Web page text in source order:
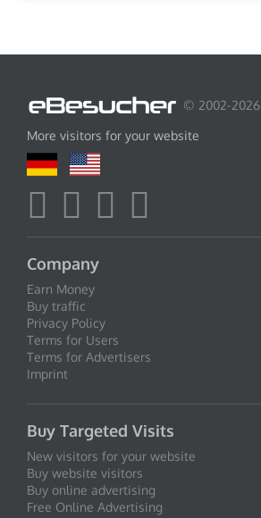
© 2002-2026
More visitors for your website
Company
Earn Money
Buy traffic
Privacy Policy
Terms for Users
Terms for Advertisers
Imprint
Buy Targeted Visits
New visitors for your website
Buy website visitors
Buy online advertising
Free Online Advertising